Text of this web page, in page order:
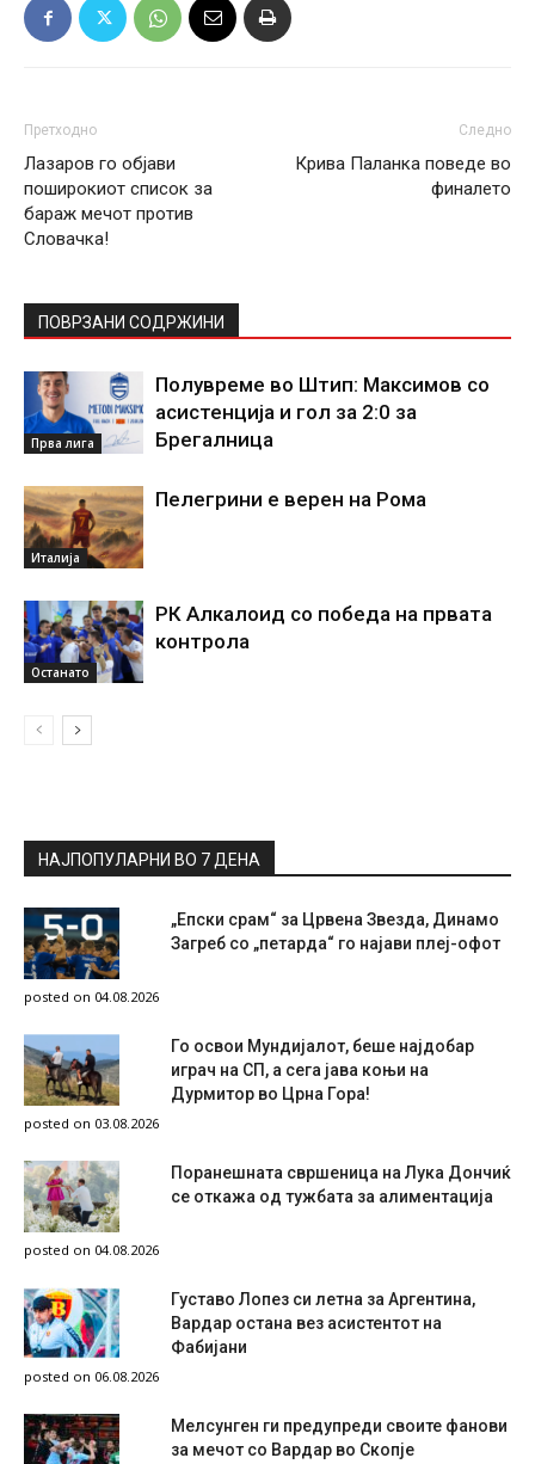
Претходно
Лазаров го објави
поширокиот список за
бараж мечот против
Словачка!
Следно
Крива Паланка поведе во
финалето
ПОВРЗАНИ СОДРЖИНИ
Прва лига
Полувреме во Штип: Максимов со
асистенција и гол за 2:0 за
Брегалница
Италија
Пелегрини е верен на Рома
Останато
РК Алкалоид со победа на првата
контрола
НАЈПОПУЛАРНИ ВО 7 ДЕНА
„Епски срам“ за Црвена Звезда, Динамо
Загреб со „петарда“ го најави плеј-офот
posted on 04.08.2026
Го освои Мундијалот, беше најдобар
играч на СП, а сега јава коњи на
Дурмитор во Црна Гора!
posted on 03.08.2026
Поранешната свршеница на Лука Дончиќ
се откажа од тужбата за алиментација
posted on 04.08.2026
Густаво Лопез си летна за Аргентина,
Вардар остана вез асистентот на
Фабијани
posted on 06.08.2026
Мелсунген ги предупреди своите фанови
за мечот со Вардар во Скопје